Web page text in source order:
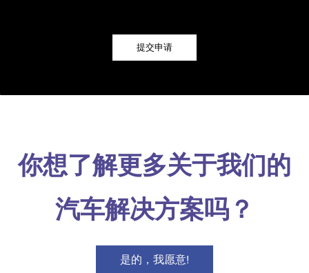
提交申请
你想了解更多关于我们的
汽车解决方案吗？
是的，我愿意!